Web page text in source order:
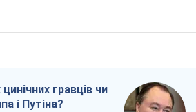
гравців чи
і Путіна?